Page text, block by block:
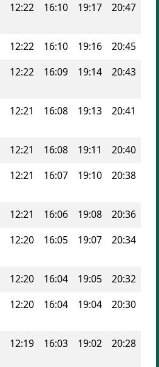
Giresun
Gümüşhane
Isparta
Mersin
İzmir
Kars
Kırşehir
12:22 16:10 19:17 20:47
12:22 16:10 19:16
20:45
12:22 16:09 19:14 20:43
12:21 16:08 19:13 20:41
12:21 16:08 19:11
20:40
12:21 16:07 19:10 20:38
12:21 16:06 19:08
20:36
12:20 16:05 19:07 20:34
12:20 16:04 19:05
20:32
12:20 16:04 19:04 20:30
12:19 16:03 19:02 20:28